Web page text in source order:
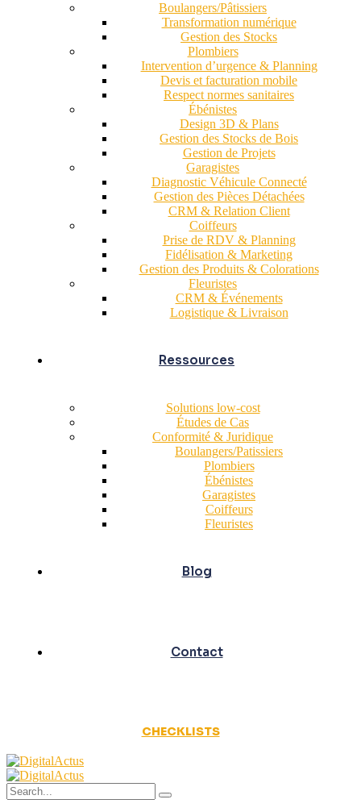
Boulangers/Pâtissiers
Transformation numérique
Gestion des Stocks
Plombiers
Intervention d’urgence & Planning
Devis et facturation mobile
Respect normes sanitaires
Ébénistes
Design 3D & Plans
Gestion des Stocks de Bois
Gestion de Projets
Garagistes
Diagnostic Véhicule Connecté
Gestion des Pièces Détachées
CRM & Relation Client
Coiffeurs
Prise de RDV & Planning
Fidélisation & Marketing
Gestion des Produits & Colorations
Fleuristes
CRM & Événements
Logistique & Livraison
Ressources
Solutions low-cost
Études de Cas
Conformité & Juridique
Boulangers/Patissiers
Plombiers
Ébénistes
Garagistes
Coiffeurs
Fleuristes
Blog
Contact
CHECKLISTS